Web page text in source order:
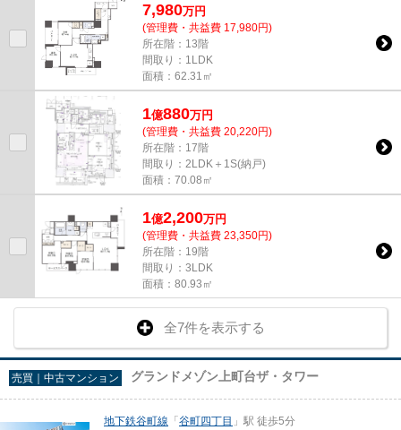
7,980万円
(管理費・共益費 17,980円)
所在階：13階
間取り：1LDK
面積：62.31㎡
1億880万円
(管理費・共益費 20,220円)
所在階：17階
間取り：2LDK＋1S(納戸)
面積：70.08㎡
1億2,200万円
(管理費・共益費 23,350円)
所在階：19階
間取り：3LDK
面積：80.93㎡
全7件を表示する
売買｜中古マンション グランドメゾン上町台ザ・タワー
地下鉄谷町線 「 谷町四丁目 」駅 徒歩5分